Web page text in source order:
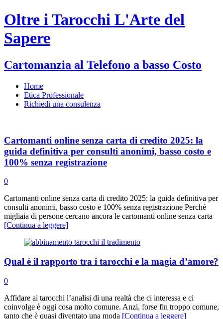
Oltre i Tarocchi L'Arte del
Sapere
Cartomanzia al Telefono a basso Costo
Home
Etica Professionale
Richiedi una consulenza
Cartomanti online senza carta di credito 2025: la
guida definitiva per consulti anonimi, basso costo e
100% senza registrazione
0
Cartomanti online senza carta di credito 2025: la guida definitiva per
consulti anonimi, basso costo e 100% senza registrazione Perché
migliaia di persone cercano ancora le cartomanti online senza carta
[Continua a leggere]
Qual è il rapporto tra i tarocchi e la magia d’amore?
0
Affidare ai tarocchi l’analisi di una realtà che ci interessa e ci
coinvolge è oggi cosa molto comune. Anzi, forse fin troppo comune,
tanto che è quasi diventato una moda [Continua a leggere]